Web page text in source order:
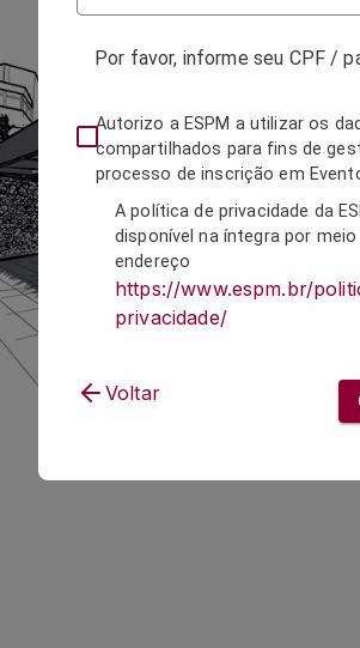
Por favor, informe seu CPF /
Autorizo a ESPM a utilizar os
compartilhados para fins de
processo de inscrição em
A política de privacidade da
disponível na íntegra por meio
endereço
https://www.espm.br/
privacidade/
Voltar